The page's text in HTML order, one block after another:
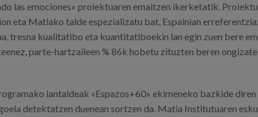
las emociones» proiektuaren emaitzen ikerketatik.
eta Matiako talde espezializatu bat, Espainian
tresna kualitatibo eta kuantitatiboekin lan egin zuen bere
parte-hartzaileen % 86k hobetu zituzten beren
lantaldeak «Espazos+60» ekimeneko bazkide
detektatzen duenean sortzen da. Matia Institutuaren